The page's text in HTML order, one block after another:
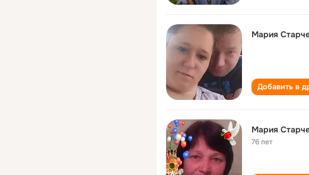
Мария
Добавить в
Мария
76 лет